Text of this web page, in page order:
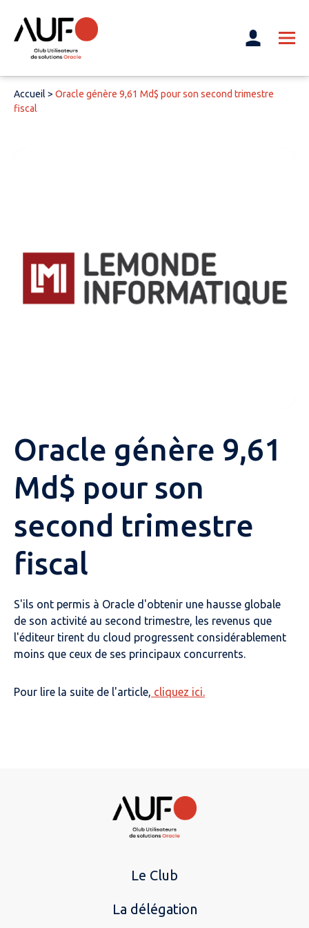
Accueil > Oracle génère 9,61 Md$ pour son second trimestre
fiscal
Oracle génère 9,61
Md$ pour son
second trimestre
fiscal
S'ils ont permis à Oracle d'obtenir une hausse globale
de son activité au second trimestre, les revenus que
l'éditeur tirent du cloud progressent considérablement
moins que ceux de ses principaux concurrents.
Pour lire la suite de l'article, cliquez ici.
Le Club
La délégation